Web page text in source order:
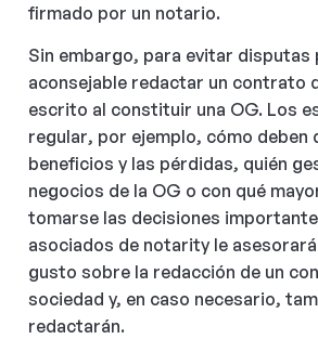
firmado por un notario.
Sin embargo, para evitar
aconsejable redactar un contrato
escrito al constituir una OG. Los
regular, por ejemplo, cómo deben
beneficios y las pérdidas, quién
negocios de la OG o con qué
tomarse las decisiones
asociados de notarity le
gusto sobre la redacción de un
sociedad y, en caso necesario,
redactarán.